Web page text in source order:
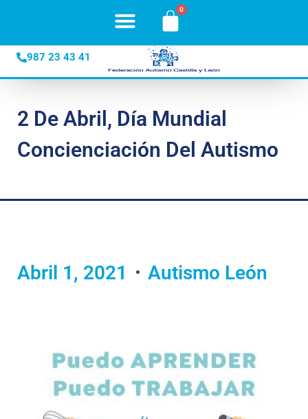
987 23 43 41
2 De Abril, Día Mundial
Concienciación Del Autismo
Abril 1, 2021 Autismo León